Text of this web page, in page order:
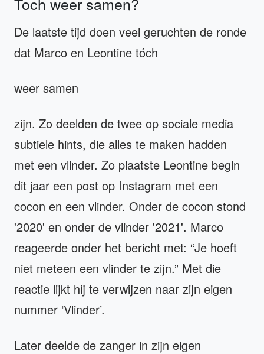
De laatste tijd doen veel geruchten de ronde
dat Marco en Leontine tóch
weer samen
zijn. Zo deelden de twee op sociale media
subtiele hints, die alles te maken hadden
met een vlinder. Zo plaatste Leontine begin
dit jaar een post op Instagram met een
cocon en een vlinder. Onder de cocon stond
'2020' en onder de vlinder '2021'. Marco
reageerde onder het bericht met: “Je hoeft
niet meteen een vlinder te zijn.” Met die
reactie lijkt hij te verwijzen naar zijn eigen
nummer ‘Vlinder’.
Later deelde de zanger in zijn eigen